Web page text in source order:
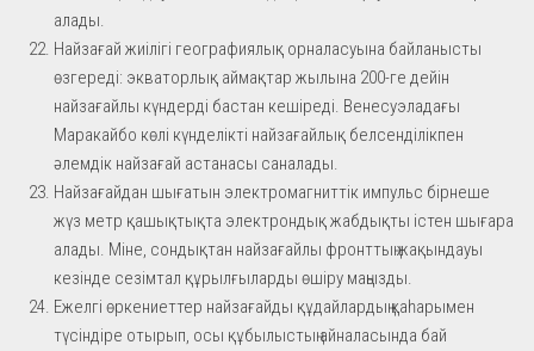
алады.
Найзағай жиілігі географиялық орналасуына байланысты
өзгереді: экваторлық аймақтар жылына 200-ге дейін
найзағайлы күндерді бастан кешіреді. Венесуэладағы
Маракайбо көлі күнделікті найзағайлық белсенділікпен
әлемдік найзағай астанасы саналады.
Найзағайдан шығатын электромагниттік импульс бірнеше
жүз метр қашықтықта электрондық жабдықты істен шығара
алады. Міне, сондықтан найзағайлы фронттың жақындауы
кезінде сезімтал құрылғыларды өшіру маңызды.
Ежелгі өркениеттер найзағайды құдайлардың қаһарымен
түсіндіре отырып, осы құбылыстың айналасында бай